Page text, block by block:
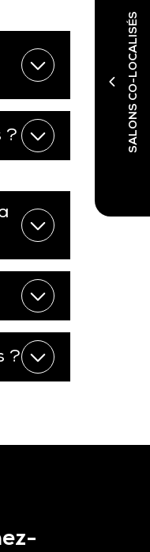
SALONS CO-LOCALISÉS
?
?